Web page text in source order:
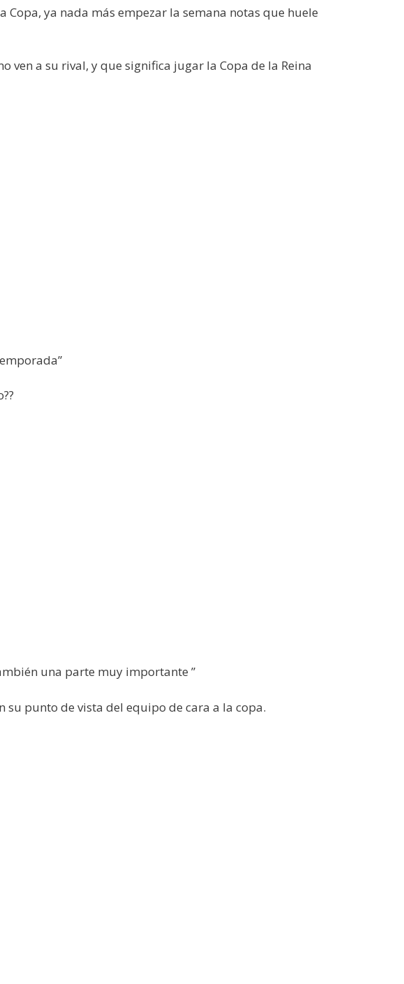
ya nada más empezar la semana notas que huele
ven a su rival, y que significa jugar la Copa de la Reina
una parte muy importante ”
su punto de vista del equipo de cara a la copa.